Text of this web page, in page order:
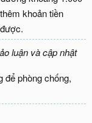
khoản tiền
luận và cập nhật
để phòng chống,